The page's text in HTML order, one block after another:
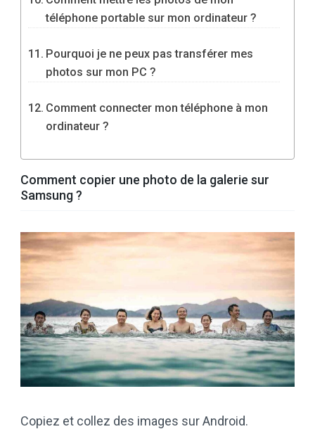
téléphone portable sur mon ordinateur ?
Pourquoi je ne peux pas transférer mes
photos sur mon PC ?
Comment connecter mon téléphone à mon
ordinateur ?
Comment copier une photo de la galerie sur
Samsung ?
Copiez et collez des images sur Android.